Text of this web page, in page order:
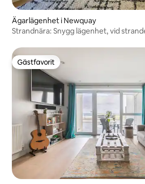
Ägarlägenhet i Newquay
Strandnära: Snygg lägenhet, vid
Gästfavorit
Gästfavorit